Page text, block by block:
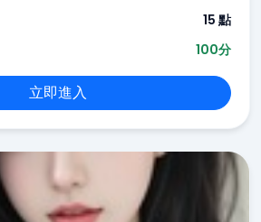
15 點
100分
立即進入